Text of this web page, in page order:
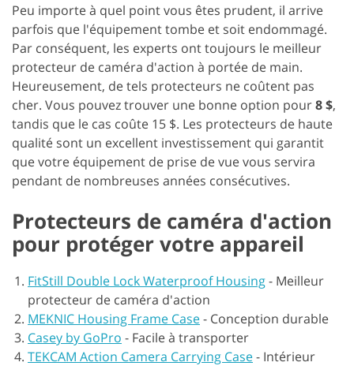
Peu importe à quel point vous êtes prudent, il arrive
parfois que l'équipement tombe et soit endommagé.
Par conséquent, les experts ont toujours le meilleur
protecteur de caméra d'action à portée de main.
Heureusement, de tels protecteurs ne coûtent pas
cher. Vous pouvez trouver une bonne option pour8 $,
tandis que le cas coûte 15 $. Les protecteurs de haute
qualité sont un excellent investissement qui garantit
que votre équipement de prise de vue vous servira
pendant de nombreuses années consécutives.
Protecteurs de caméra d'action
pour protéger votre appareil
FitStill Double Lock Waterproof Housing- Meilleur
protecteur de caméra d'action
MEKNIC Housing Frame Case- Conception durable
Casey by GoPro - Facile à transporter
TEKCAM Action Camera Carrying Case- Intérieur